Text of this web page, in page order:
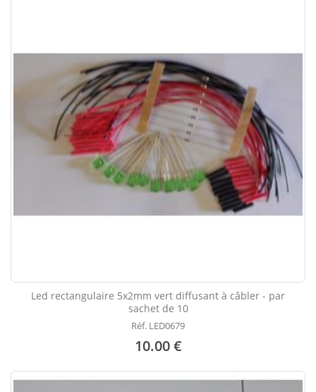
Led rectangulaire 5x2mm vert diffusant à câbler - par
sachet de 10
Réf. LED0679
10.00 €